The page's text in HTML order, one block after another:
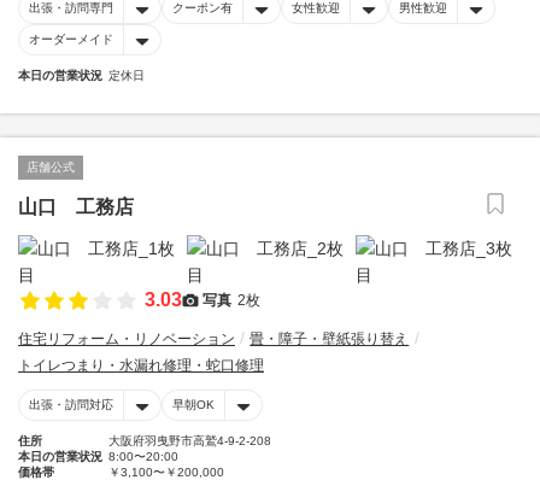
出張・訪問専門 クーポン有 女性歓迎 男性歓迎
オーダーメイド
本日の営業状況 定休日
店舗公式
山口 工務店
3.03 写真 2枚
住宅リフォーム・リノベーション
畳・障子・壁紙張り替え
トイレつまり・水漏れ修理・蛇口修理
出張・訪問対応 早朝OK
住所
大阪府羽曳野市高鷲4-9-2-208
本日の営業状況 8:00〜20:00
価格帯
￥3,100〜￥200,000